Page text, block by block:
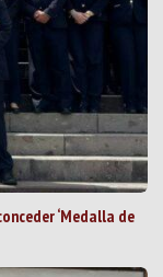
‘Medalla de